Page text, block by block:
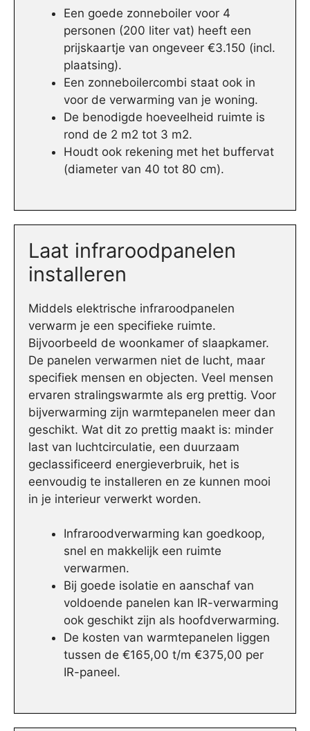
Een goede zonneboiler voor 4
personen (200 liter vat) heeft een
prijskaartje van ongeveer €3.150 (incl.
plaatsing).
Een zonneboilercombi staat ook in
voor de verwarming van je woning.
De benodigde hoeveelheid ruimte is
rond de 2 m2 tot 3 m2.
Houdt ook rekening met het buffervat
(diameter van 40 tot 80 cm).
Laat infraroodpanelen
installeren
Middels elektrische infraroodpanelen
verwarm je een specifieke ruimte.
Bijvoorbeeld de woonkamer of slaapkamer.
De panelen verwarmen niet de lucht, maar
specifiek mensen en objecten. Veel mensen
ervaren stralingswarmte als erg prettig. Voor
bijverwarming zijn warmtepanelen meer dan
geschikt. Wat dit zo prettig maakt is: minder
last van luchtcirculatie, een duurzaam
geclassificeerd energieverbruik, het is
eenvoudig te installeren en ze kunnen mooi
in je interieur verwerkt worden.
Infraroodverwarming kan goedkoop,
snel en makkelijk een ruimte
verwarmen.
Bij goede isolatie en aanschaf van
voldoende panelen kan IR-verwarming
ook geschikt zijn als hoofdverwarming.
De kosten van warmtepanelen liggen
tussen de €165,00 t/m €375,00 per
IR-paneel.